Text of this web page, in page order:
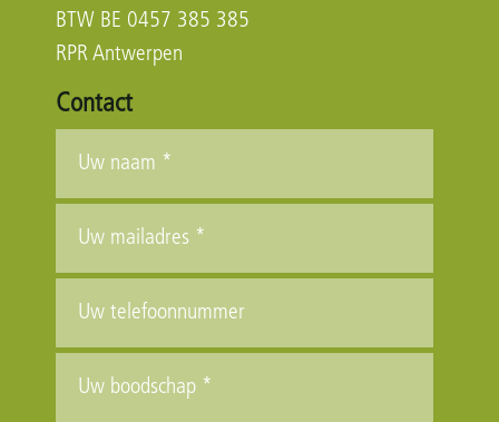
BTW BE 0457 385 385
RPR Antwerpen
Contact